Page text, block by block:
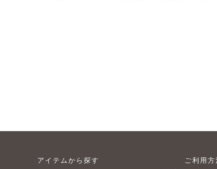
アイテムから探す ご利用